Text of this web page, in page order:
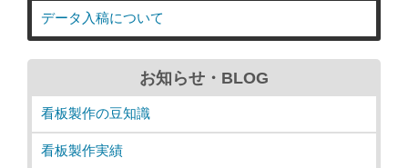
データ入稿について
お知らせ・BLOG
看板製作の豆知識
看板製作実績